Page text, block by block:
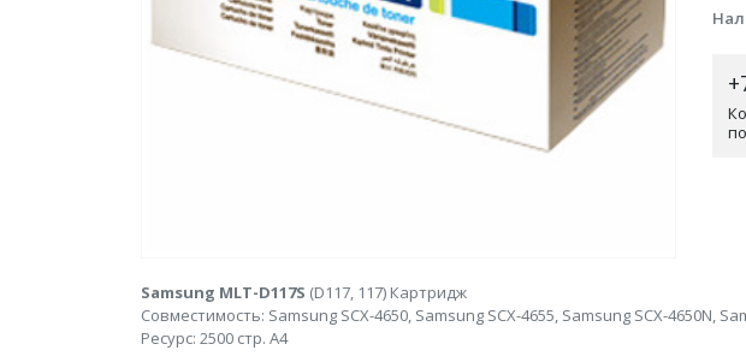
Samsung MLT-D117S (D117, 117) Картридж
Совместимость: Samsung SCX-4650, Samsung SCX-4655, Samsung SCX-4650N,
Ресурс: 2500 стр. А4